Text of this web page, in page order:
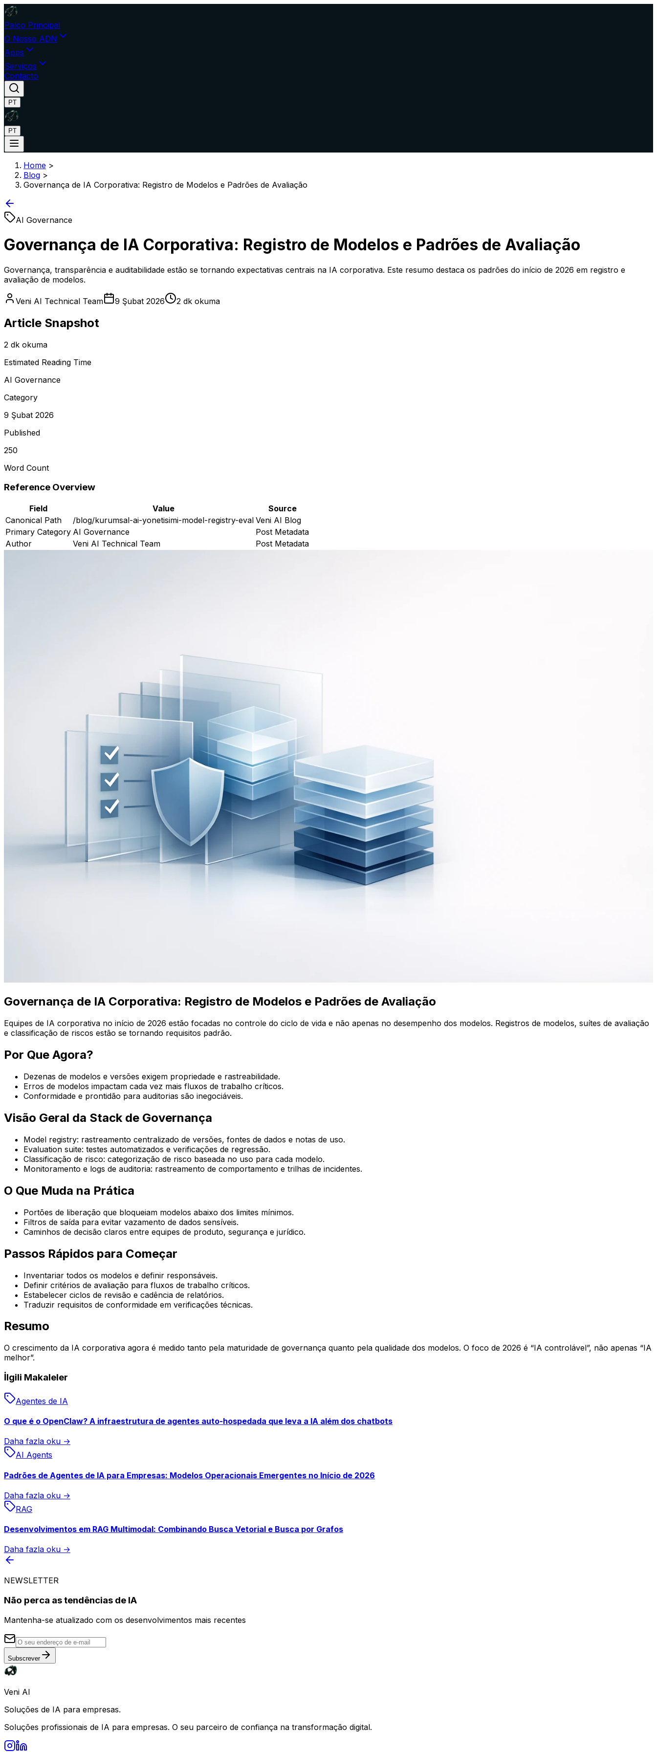
Palco Principal
O Nosso ADN
Apps
Serviços
Contacto
PT
PT
Home >
Blog >
Governança de IA Corporativa: Registro de Modelos e Padrões de Avaliação
AI Governance
Governança de IA Corporativa: Registro de Modelos e Padrões de Avaliação
Governança, transparência e auditabilidade estão se tornando expectativas centrais na IA corporativa. Este resumo destaca os padrões do início de 2026 em registro e
avaliação de modelos.
Veni AI Technical Team 9 Şubat 2026 2 dk okuma
Article Snapshot
2 dk okuma
Estimated Reading Time
AI Governance
Category
9 Şubat 2026
Published
250
Word Count
Reference Overview
Field Value
Source
Canonical Path
/blog/kurumsal-ai-yonetisimi-model-registry-eval Veni AI Blog
Primary Category AI Governance
Post Metadata
Author
Veni AI Technical Team Post Metadata
Governança de IA Corporativa: Registro de Modelos e Padrões de Avaliação
Equipes de IA corporativa no início de 2026 estão focadas no controle do ciclo de vida e não apenas no desempenho dos modelos. Registros de modelos, suítes de avaliação
e classificação de riscos estão se tornando requisitos padrão.
Por Que Agora?
Dezenas de modelos e versões exigem propriedade e rastreabilidade.
Erros de modelos impactam cada vez mais fluxos de trabalho críticos.
Conformidade e prontidão para auditorias são inegociáveis.
Visão Geral da Stack de Governança
Model registry: rastreamento centralizado de versões, fontes de dados e notas de uso.
Evaluation suite: testes automatizados e verificações de regressão.
Classificação de risco: categorização de risco baseada no uso para cada modelo.
Monitoramento e logs de auditoria: rastreamento de comportamento e trilhas de incidentes.
O Que Muda na Prática
Portões de liberação que bloqueiam modelos abaixo dos limites mínimos.
Filtros de saída para evitar vazamento de dados sensíveis.
Caminhos de decisão claros entre equipes de produto, segurança e jurídico.
Passos Rápidos para Começar
Inventariar todos os modelos e definir responsáveis.
Definir critérios de avaliação para fluxos de trabalho críticos.
Estabelecer ciclos de revisão e cadência de relatórios.
Traduzir requisitos de conformidade em verificações técnicas.
Resumo
O crescimento da IA corporativa agora é medido tanto pela maturidade de governança quanto pela qualidade dos modelos. O foco de 2026 é “IA controlável”, não apenas “IA
melhor”.
İlgili Makaleler
Agentes de IA
O que é o OpenClaw? A infraestrutura de agentes auto-hospedada que leva a IA além dos chatbots
Daha fazla oku →
AI Agents
Padrões de Agentes de IA para Empresas: Modelos Operacionais Emergentes no Início de 2026
Daha fazla oku →
RAG
Desenvolvimentos em RAG Multimodal: Combinando Busca Vetorial e Busca por Grafos
Daha fazla oku →
NEWSLETTER
Não perca as tendências de IA
Mantenha-se atualizado com os desenvolvimentos mais recentes
Subscrever
Veni AI
Soluções de IA para empresas.
Soluções profissionais de IA para empresas. O seu parceiro de confiança na transformação digital.